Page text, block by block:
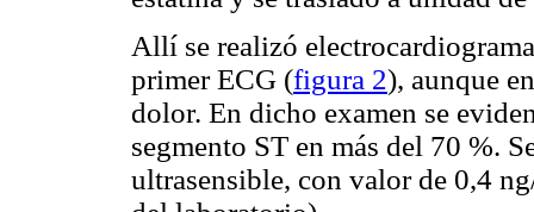
Allí se realizó
primer ECG (figura 2), aunque
dolor. En dicho examen se
segmento ST en más del 70 %.
ultrasensible, con valor de 0,4